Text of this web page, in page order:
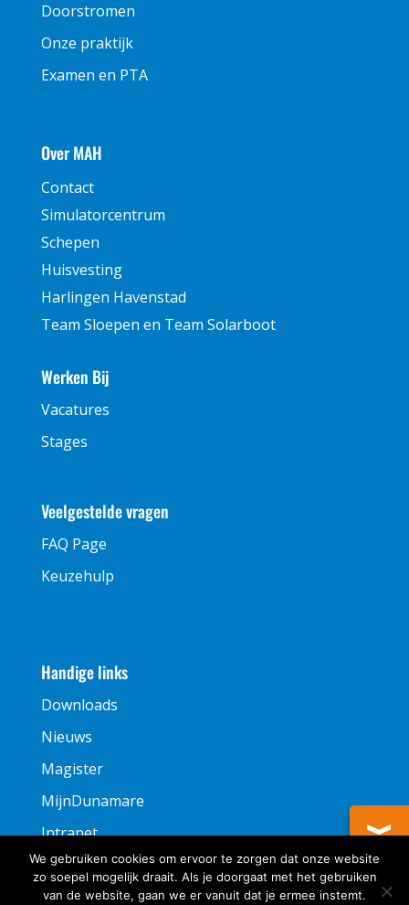
Doorstromen
Onze praktijk
Examen en PTA
Over MAH
Contact
Simulatorcentrum
Schepen
Huisvesting
Harlingen Havenstad
Team Sloepen en Team Solarboot
Werken Bij
Vacatures
Stages
Veelgestelde vragen
FAQ Page
Keuzehulp
Handige links
Downloads
Nieuws
Magister
MijnDunamare
Intranet
We gebruiken cookies om ervoor te zorgen dat onze website
zo soepel mogelijk draait. Als je doorgaat met het gebruiken
van de website, gaan we er vanuit dat je ermee instemt.